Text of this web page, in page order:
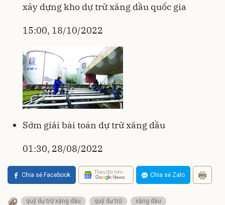
xây dựng kho dự trữ xăng dầu quốc gia
15:00, 18/10/2022
Sớm giải bài toán dự trữ xăng dầu
01:30, 28/08/2022
Chia sẻ Facebook Theo dõi trên Chia sẻ Zalo
quỹ dự trữ xăng dầu quỹ dự trữ xăng dầu